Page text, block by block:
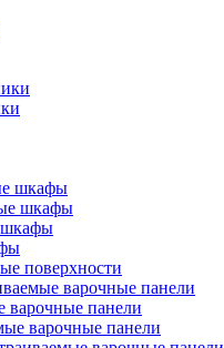
шкафы
шкафы
шкафы
поверхности
варочные панели
варочные панели
варочные панели